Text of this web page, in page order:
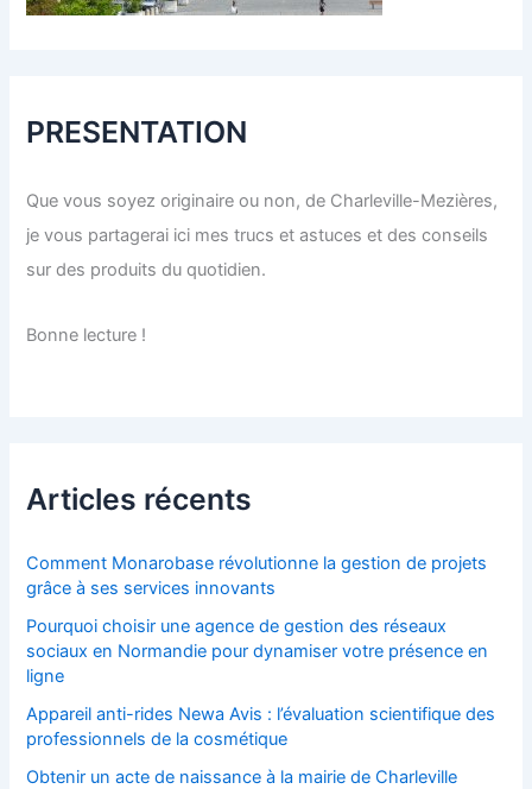
PRESENTATION
Que vous soyez originaire ou non, de Charleville-Mezières,
je vous partagerai ici mes trucs et astuces et des conseils
sur des produits du quotidien.
Bonne lecture !
Articles récents
Comment Monarobase révolutionne la gestion de projets
grâce à ses services innovants
Pourquoi choisir une agence de gestion des réseaux
sociaux en Normandie pour dynamiser votre présence en
ligne
Appareil anti-rides Newa Avis : l’évaluation scientifique des
professionnels de la cosmétique
Obtenir un acte de naissance à la mairie de Charleville